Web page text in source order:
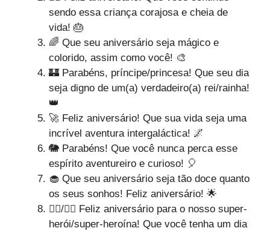
sendo essa criança corajosa e cheia de
vida! 🎂
🌈 Que seu aniversário seja mágico e
colorido, assim como você! 🎨
🏰 Parabéns, príncipe/princesa! Que seu dia
seja digno de um(a) verdadeiro(a) rei/rainha!
👑
🚀 Feliz aniversário! Que sua vida seja uma
incrível aventura intergaláctica! 🌌
🐘 Parabéns! Que você nunca perca esse
espírito aventureiro e curioso! 🎈
🧁 Que seu aniversário seja tão doce quanto
os seus sonhos! Feliz aniversário! 🌟
🦸‍♂️/🦸‍♀️ Feliz aniversário para o nosso super-
herói/super-heroína! Que você tenha um dia